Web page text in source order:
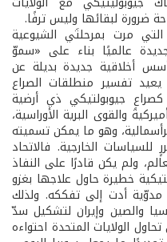
ضرورة لبقائها وليس ترفًا.
مرت بمرحلتَي الشيوعية
عالميًا بناء على «سموّ
أخلاقية جديدة بديلة عن
يعيد تفسير منطلقات الصراع
كصراعٍ جيوبولتيكي ذي أرضية
والقوى البرية الأوراسية،
وهو ما يمكن تسميته
للسياسات الخارجية. فالاتحاد
ولم يكن قادرًا على النفاذ
خطيرة حاول علاجها بغزو
مدوّية أدت إلى تفككه. ولذلك
والصين وإيران لتشكيل سدّ
الولايات المتحدة احتواءه